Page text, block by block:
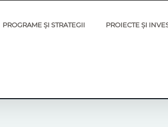
PROGRAME ȘI STRATEGII PROIECTE ȘI